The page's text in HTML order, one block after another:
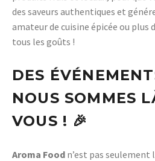
des saveurs authentiques et
amateur de cuisine épicée ou plus
tous les goûts !
DES
NOUS SOMMES
VOUS ! 🎉
Aroma Food n’est pas seulement